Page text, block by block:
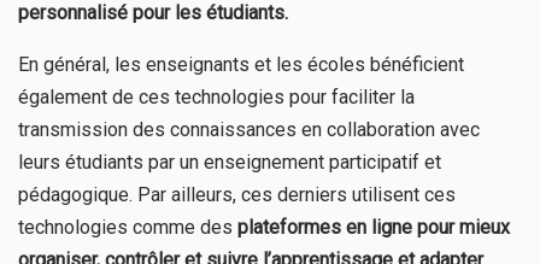
personnalisé pour les étudiants.
En général, les enseignants et les écoles bénéficient
également de ces technologies pour faciliter la
transmission des connaissances en collaboration avec
leurs étudiants par un enseignement participatif et
pédagogique. Par ailleurs, ces derniers utilisent ces
technologies comme des plateformes en ligne pour mieux